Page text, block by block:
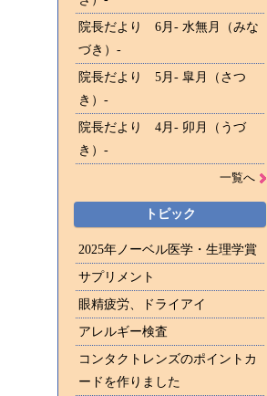
院長だより 6月- 水無月（みな
づき）-
院長だより 5月- 皐月（さつ
き）-
院長だより 4月- 卯月（うづ
き）-
一覧へ
トピック
2025年ノーベル医学・生理学賞
サプリメント
眼精疲労、ドライアイ
アレルギー検査
コンタクトレンズのポイントカ
ードを作りました